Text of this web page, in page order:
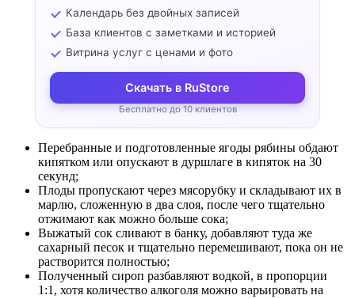
Календарь без двойных записей
База клиентов с заметками и историей
Витрина услуг с ценами и фото
Скачать в RuStore
Бесплатно до 10 клиентов
Перебранные и подготовленные ягоды рябины обдают
кипятком или опускают в дуршлаге в кипяток на 30
секунд;
Плоды пропускают через мясорубку и складывают их в
марлю, сложенную в два слоя, после чего тщательно
отжимают как можно больше сока;
Выжатый сок сливают в банку, добавляют туда же
сахарный песок и тщательно перемешивают, пока он не
растворится полностью;
Полученный сироп разбавляют водкой, в пропорции
1:1, хотя количество алкоголя можно варьировать на